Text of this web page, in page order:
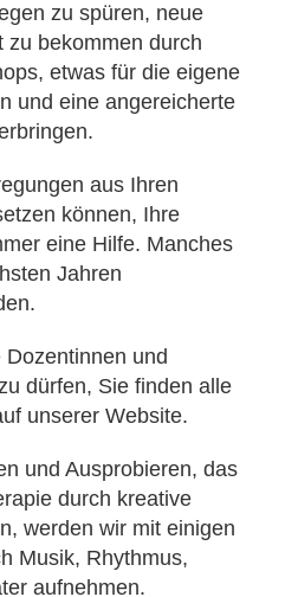
zu spüren, neue
zu bekommen durch
etwas für die eigene
und eine angereicherte
aus Ihren
können, Ihre
eine Hilfe. Manches
Jahren
und
dürfen, Sie finden alle
unserer Website.
und Ausprobieren, das
durch kreative
werden wir mit einigen
Musik, Rhythmus,
aufnehmen.